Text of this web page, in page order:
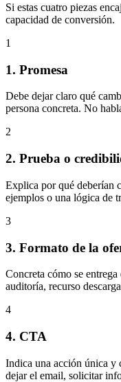
Si estas cuatro piezas
capacidad de conversión.
1
1. Promesa
Debe dejar claro qué
persona concreta. No
2
2. Prueba o
Explica por qué deberían
ejemplos o una lógica de
3
3. Formato de la
Concreta cómo se
auditoría, recurso
4
4. CTA
Indica una acción única y
dejar el email, solicitar